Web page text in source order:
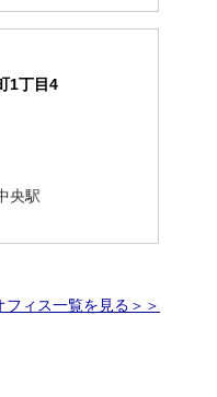
1丁目4
央駅
ィス一覧を見る＞＞